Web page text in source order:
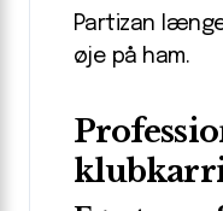
Partizan
øje på ham.